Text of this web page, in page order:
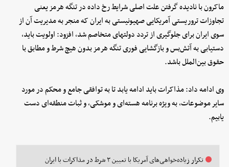
ماکرون با نادیده گرفتن علت اصلی شرایط رخ داده در تنگه هرمز یعنی
تجاوزات تروریستی آمریکایی صهیونیستی به ایران که منجر به مدیریت آن از
سوی ایران برای جلوگیری از تردد دولتهای متخاصم شد، افزود: اولویت باید،
دستیابی به آتش‌بس و بازگشایی فوری تنگه هرمز بدون هیچ شرط و مطابق با
حقوق بین‌الملل باشد.
وی ادامه داد: مذاکرات باید ادامه یابد تا به توافقی جامع و محکم در مورد
سایر موضوعات، به ویژه برنامه هسته‌ای و موشکی، و ثبات منطقه‌ای دست
یابیم.
تکرار زیاده‌خواهی‌های آمریکا با تعیین ۳ شرط در مذاکرات با ایران